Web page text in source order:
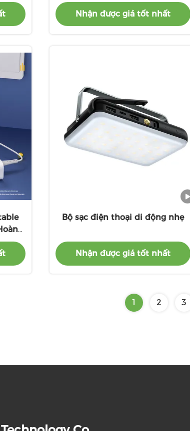
Nhận được giá tốt nhất
Bộ sạc điện thoại di động nhẹ
Nhận được giá tốt nhất
1 2 3